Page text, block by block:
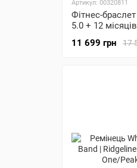
Артикул: 00320811
Фітнес-
5.0 + 12
17
11 699 грн